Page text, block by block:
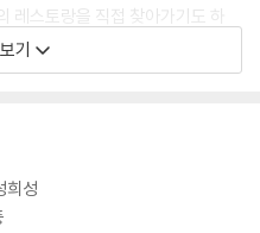
레스토랑을 직접 찾아가기도 하
한다. 그런가 하면 냉장고를 뒤져
운 건 어제 분명 본방 사수하며 재
책은 ‘냉부’ 속 인기 메뉴 92개의
기
희성